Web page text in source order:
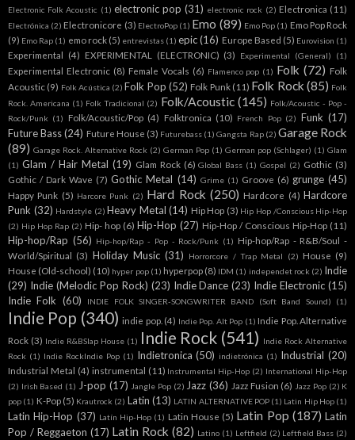
Electronic Folk Acoustic (1) electronic pop (31) electronic rock (2) Electronica (11)
Electrónica (2) Electronicore (3) ElectroPop (1) Emo (89) Emo Pop (1) Emo Pop Rock
(9) Emo Rap (1) emo rock (5) entrevistas (1) epic (16) Europe Based (5) Eurovision (1)
Experimental (4) EXPERIMENTAL (ELECTRONIC) (3) Experimental (General) (1)
Experimental Electronic (8) Female Vocals (6) Flamenco pop (1) Folk (72) Folk
Acoustic (9) Folk Acústica (2) Folk Pop (52) Folk Punk (11) Folk Rock (85) Folk
Rock. Americana (1) Folk Tradicional (2) Folk/Acoustic (145) Folk/Acoustic - Pop -
Rock/Punk (1) Folk/Acoustic/Pop (4) Folktronica (10) French Pop (2) Funk (17)
Future Bass (24) Future House (3) Futurebass (1) Gangsta Rap (2) Garage Rock
(89) Garage Rock. Alternative Rock (2) German Pop (1) German pop (Schlager) (1) Glam
(1) Glam / Hair Metal (19) Glam Rock (6) Global Bass (1) Gospel (2) Gothic (3)
Gothic / Dark Wave (7) Gothic Metal (14) Grime (1) Groove (6) grunge (45)
Happy Punk (5) Harcore Punk (2) Hard Rock (250) Hardcore (4) Hardcore
Punk (32) Hardstyle (2) Heavy Metal (14) Hip Hop (3) Hip Hop /Conscious Hip-Hop
(2) Hip Hop Rap (2) Hip- hop (6) Hip-Hop (27) Hip-Hop / Conscious Hip-Hop (11)
Hip-hop/Rap (56) Hip-hop/Rap - Pop - Rock/Punk (1) Hip-hop/Rap - R&B/Soul -
World/Spiritual (3) Holiday Music (31) Horrorcore / Trap Metal (2) House (9)
House (Old-school) (10) hyper pop (1) hyperpop (8) IDM (1) independet rock (2) Indie
(29) Indie (Melodic Pop Rock) (23) Indie Dance (23) Indie Electronic (15)
Indie Folk (60) INDIE FOLK SINGER-SONGWRITER BAND (Soft Band Sound) (1)
Indie Pop (340) indie pop. (4) Indie Pop. Alt Pop (1) Indie Pop. Alternative
Rock (3) Indie R&BSlap House (1) Indie Rock (541) Indie Rock Alternative
Rock (1) Indie RockIndie Pop (1) Indietronica (50) indietrónica (1) Industrial (20)
Industrial Metal (4) instrumental (11) Instrumental Hip-Hop (2) International Hip-Hop
(2) Irish Based (1) J-pop (17) Jangle Pop (2) Jazz (36) Jazz Fusion (6) Jazz Pop (2) K
pop (1) K-Pop (5) Krautrock (2) Latin (13) LATIN ALTERNATIVE POP (1) Latin Hip Hop (1)
Latin Hip-Hop (37) Latín Hip-Hop (1) Latin House (5) Latin Pop (187) Latin
Pop / Reggaeton (17) Latin Rock (82) Latino (1) Leftfield (2) Leftfield Bass (2)